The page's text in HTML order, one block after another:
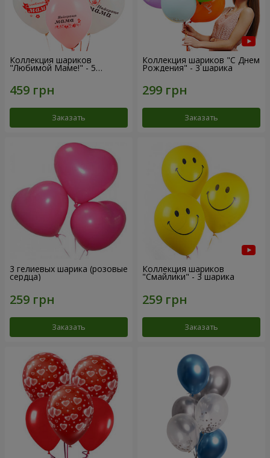
Коллекция шариков
"Любимой Маме!" - 5
Заказать
Коллекция шариков "С Днем
Рождения" - 3 шарика
Заказать
3 гелиевых шарика (розовые
сердца)
Заказать
Коллекция шариков
"Смайлики" - 3 шарика
Заказать